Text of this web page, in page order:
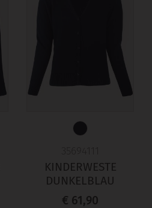
KINDERWESTE
DUNKELBLAU
€ 61,90